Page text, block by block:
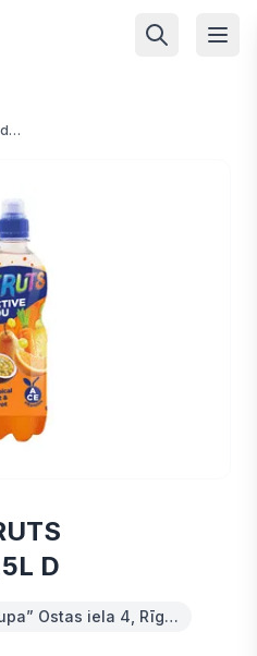
Negāzētas limonādes
D
Ostas iela 4, Rīg…